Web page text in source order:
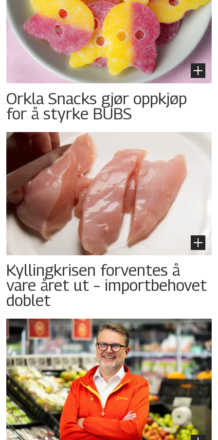
Orkla Snacks gjør oppkjøp
for å styrke BUBS
Kyllingkrisen forventes å
vare året ut – importbehovet
doblet